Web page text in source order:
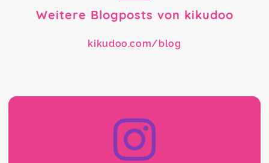
Weitere Blogposts von kikudoo
kikudoo.com/blog